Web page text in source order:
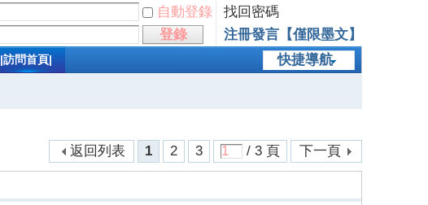
自動登錄
找回密碼
登錄
注冊發言【僅限墨文】
快捷導航
|訪問首頁|
1
2 3 / 3 頁 下一頁
返回列表